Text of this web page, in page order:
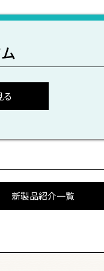
る
新製品紹介一覧